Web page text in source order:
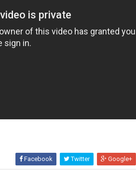
Facebook Twitter Google+